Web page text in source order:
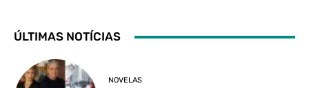
ÚLTIMAS NOTÍCIAS
NOVELAS